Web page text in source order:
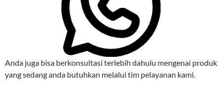
Anda juga bisa berkonsultasi terlebih dahulu mengenai produk
yang sedang anda butuhkan melalui tim pelayanan kami.